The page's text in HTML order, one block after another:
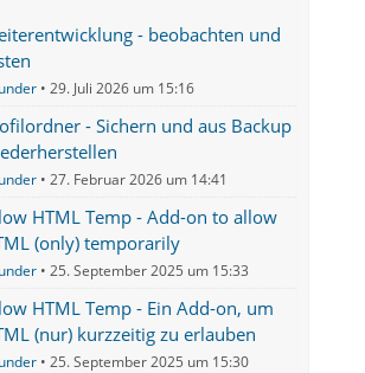
- beobachten und
29. Juli 2026 um 15:16
- Sichern und aus Backup
27. Februar 2026 um 14:41
HTML Temp - Add-on to allow
(only) temporarily
25. September 2025 um 15:33
HTML Temp - Ein Add-on, um
(nur) kurzzeitig zu erlauben
25. September 2025 um 15:30